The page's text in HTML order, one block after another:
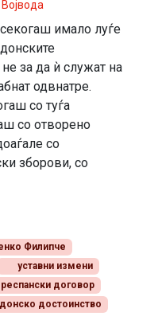
секогаш имало луѓе
за да ѝ служат на
одвнатре.
со туѓа
со отворено
со
зборови, со
Филипче
уставни измени
договор
достоинство